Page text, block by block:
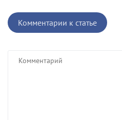
Комментарии к статье